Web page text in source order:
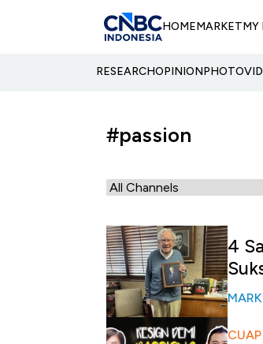
HOMEMARKETMY
RESEARCHOPINIONPHOTO
#passion
4